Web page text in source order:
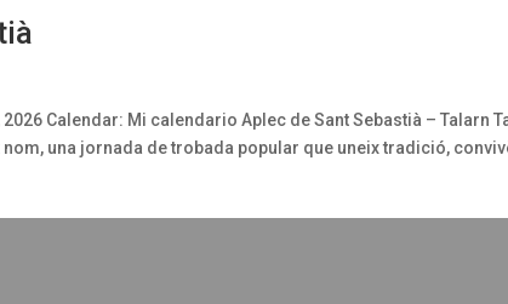
Calendar: Mi calendario Aplec de Sant Sebastià – Talarn
nom, una jornada de trobada popular que uneix tradició,